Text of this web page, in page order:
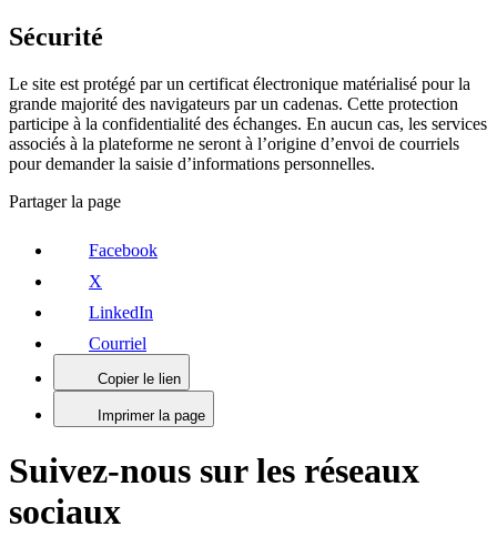
Sécurité
Le site est protégé par un certificat électronique matérialisé pour la
grande majorité des navigateurs par un cadenas. Cette protection
participe à la confidentialité des échanges. En aucun cas, les services
associés à la plateforme ne seront à l’origine d’envoi de courriels
pour demander la saisie d’informations personnelles.
Partager la page
Facebook
X
LinkedIn
Courriel
Copier le lien
Imprimer la page
Suivez-nous sur les réseaux
sociaux